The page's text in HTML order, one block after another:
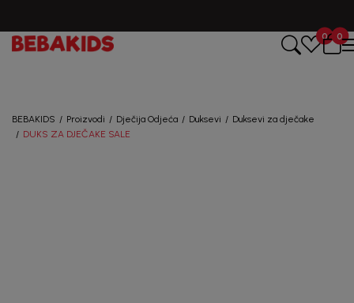
0 0
BEBAKIDS Proizvodi Dječija Odjeća Duksevi
Duksevi za dječake
DUKS ZA DJEČAKE SALEuz prvu kupovinu